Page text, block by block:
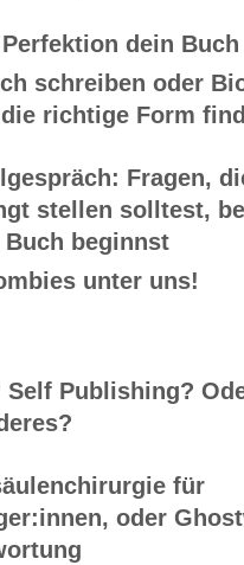
dein
schreiben oder
richtige Form
Fragen,
stellen solltest,
Buch beginnst
unter uns!
Self Publishing?
für
oder